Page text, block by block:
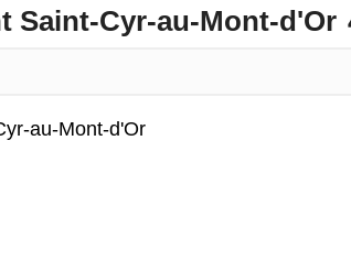
Saint-Cyr-au-Mont-d'Or
au-Mont-d'Or